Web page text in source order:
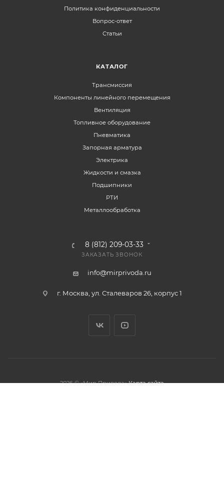
Политика конфиденциальности
Вопрос-ответ
Статьи
КАТАЛОГ
Трансмиссия
Компоненты линейного перемещения
Вентиляция
Топливное оборудование
Пневматика
Запорная арматура
Электрика
Жидкости и смазка
Подшипники
РТИ
Металлообработка
8 (812) 209-03-33
ЗАКАЗАТЬ ЗВОНОК
info@mirprivoda.ru
г. Москва, ул. Сталеваров 26, корпус 1
2026 © «Мир Привода» Карта сайта